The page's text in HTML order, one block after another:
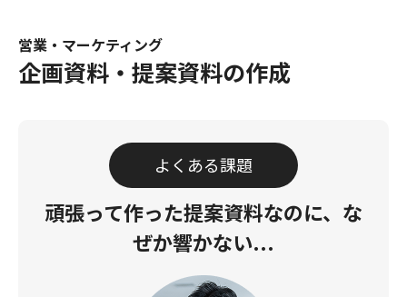
営業・マーケティング
企画資料・提案資料の作成
よくある課題
頑張って作った提案資料なのに、 な
ぜか響かない...